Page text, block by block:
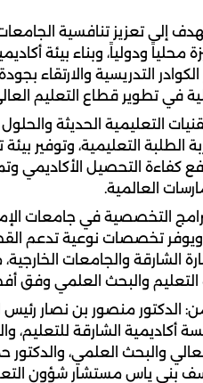
إلى تعزيز تنافسية
محلياً ودولياً، وبناء بيئة
التدريسية والارتقاء
في تطوير قطاع التعليم
التعليمية الحديثة
الطلبة التعليمية، وتوفير
كفاءة التحصيل الأكاديمي
العالمية.
التخصصية في جامعات
ويوفر تخصصات نوعية تدعم
الشارقة والجامعات
والبحث العلمي وفق
منصور بن نصار رئيس
أكاديمية الشارقة للتعليم،
والبحث العلمي،
بني ياس مستشار شؤون